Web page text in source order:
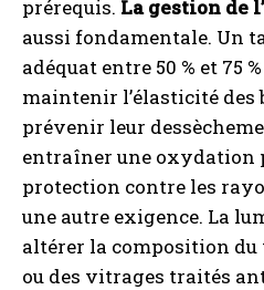
prérequis. La gestion de
aussi fondamentale. Un
adéquat entre 50 % et 75
maintenir l’élasticité des
prévenir leur
entraîner une oxydation
protection contre les
une autre exigence. La
altérer la composition du
ou des vitrages traités